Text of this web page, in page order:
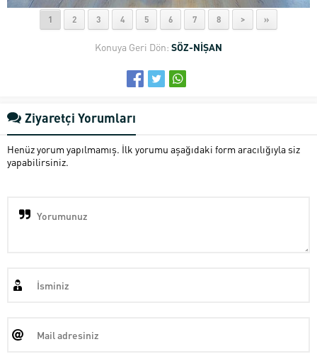
1 2 3 4 5 6 7 8 > »
Konuya Geri Dön: SÖZ-NİŞAN
Ziyaretçi Yorumları
Henüz yorum yapılmamış. İlk yorumu aşağıdaki form aracılığıyla siz
yapabilirsiniz.